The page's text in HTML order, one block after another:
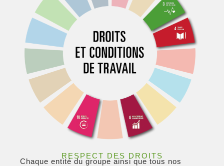
RESPECT DES DROITS
Chaque entité du groupe ainsi que tous nos